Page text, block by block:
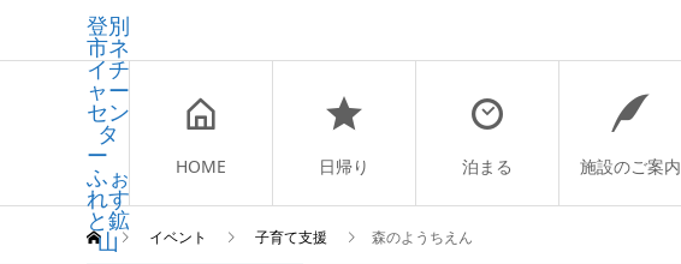
登別
市ネ
イチ
ャー
セン
タ
ー
ふぉ
れす
と鉱
山
HOME 日帰り 泊まる 施設のご案内
イベント 子育て支援 森のようちえん